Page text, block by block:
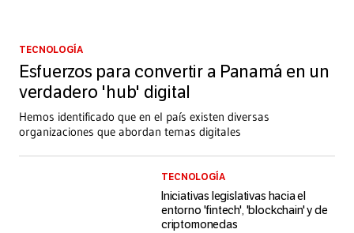
TECNOLOGÍA
Esfuerzos para convertir a Panamá en un
verdadero 'hub' digital
Hemos identificado que en el país existen diversas
organizaciones que abordan temas digitales
TECNOLOGÍA
Iniciativas legislativas hacia el
entorno 'fintech', 'blockchain' y de
criptomonedas